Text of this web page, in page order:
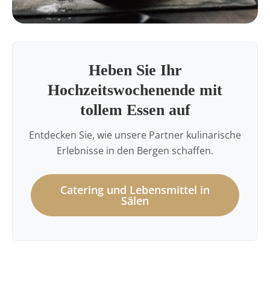
Heben Sie Ihr
Hochzeitswochenende mit
tollem Essen auf
Entdecken Sie, wie unsere Partner kulinarische
Erlebnisse in den Bergen schaffen.
Catering und Lebensmittel in
Sälen